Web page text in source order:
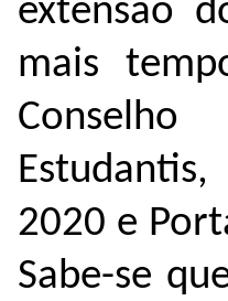
extensão
mais
2020 e
Sabe-se